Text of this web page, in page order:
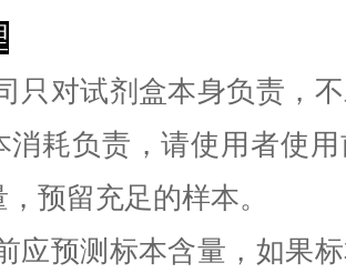
只对试剂盒本身负责，
消耗负责，请使用者使
预留充足的样本。
应预测标本含量，如果